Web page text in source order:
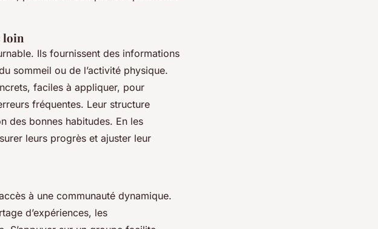
loin
Ils fournissent des informations
sommeil ou de l’activité physique.
faciles à appliquer, pour
fréquentes. Leur structure
des bonnes habitudes. En les
leurs progrès et ajuster leur
à une communauté dynamique.
d’expériences, les